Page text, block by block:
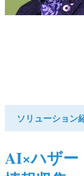
ソリューション
AI×ハザー